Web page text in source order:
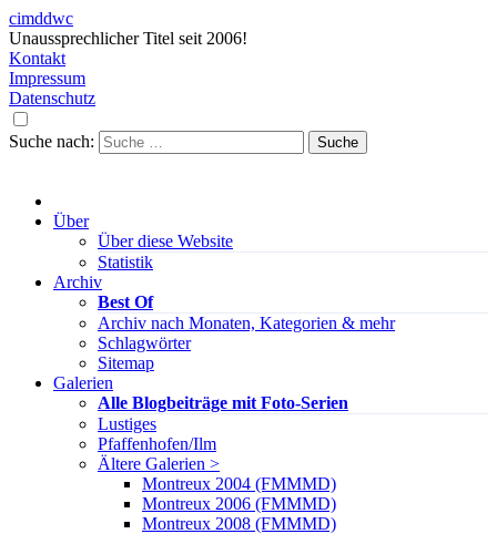
cimddwc
Unaussprechlicher Titel seit 2006!
Kontakt
Impressum
Datenschutz
Suche nach:
Über
Über diese Website
Statistik
Archiv
Best Of
Archiv nach Monaten, Kategorien & mehr
Schlagwörter
Sitemap
Galerien
Alle Blogbeiträge mit Foto-Serien
Lustiges
Pfaffenhofen/Ilm
Ältere Galerien >
Montreux 2004 (FMMMD)
Montreux 2006 (FMMMD)
Montreux 2008 (FMMMD)